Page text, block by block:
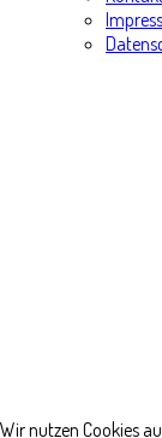
Wir nutzen Cookies